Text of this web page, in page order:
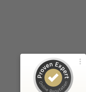
ProvenExpert.com
Voir le profil sur